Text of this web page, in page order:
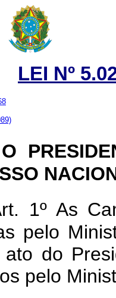
LEI Nº
O
1º As
pelo
do
pelo